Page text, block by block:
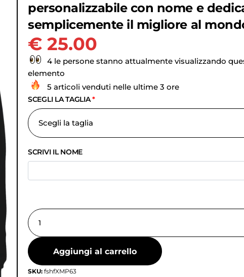
personalizzabile con nome e
semplicemente il migliore al
€ 25.00
4 le persone stanno attualmente visualizzando
elemento
5 articoli venduti nelle ultime 3 ore
SCEGLI LA TAGLIA*
SCRIVI IL NOME
Aggiungi al carrello
SKU: fshfXMP63